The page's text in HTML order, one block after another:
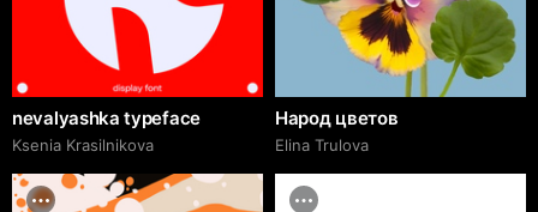
nevalyashka typeface
Ksenia Krasilnikova
Народ цветов
Elina Trulova